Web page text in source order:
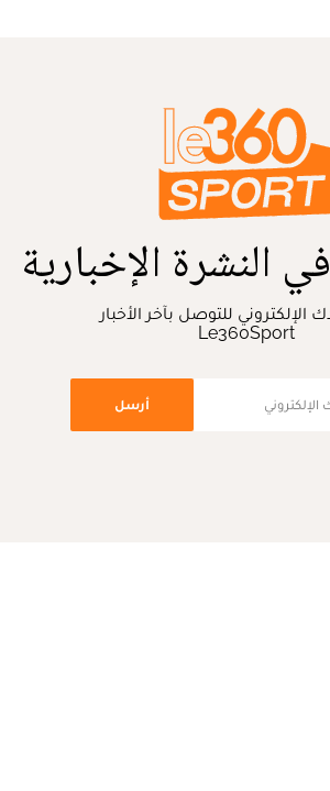
النشرة الإخبارية
الإلكتروني للتوصل بآخر الأخبار
Le360Sport
أرسل